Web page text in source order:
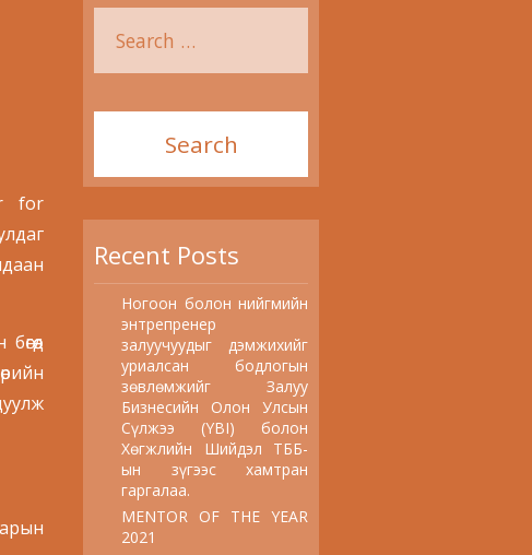
for
Recent Posts
Ногоон болон нийгмийн
энтрепренер
залуучуудыг дэмжихийг
уриалсан бодлогын
зөвлөмжийг Залуу
Бизнесийн Олон Улсын
Сүлжээ (YBI) болон
Хөгжлийн Шийдэл ТББ-
ын зүгээс хамтран
гаргалаа.
MENTOR OF THE YEAR
2021